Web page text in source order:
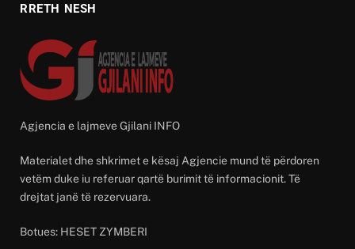
RRETH NESH
Agjencia e lajmeve Gjilani INFO
Materialet dhe shkrimet e kësaj Agjencie mund të përdoren
vetëm duke iu referuar qartë burimit të informacionit. Të
drejtat janë të rezervuara.
Botues: HESET ZYMBERI